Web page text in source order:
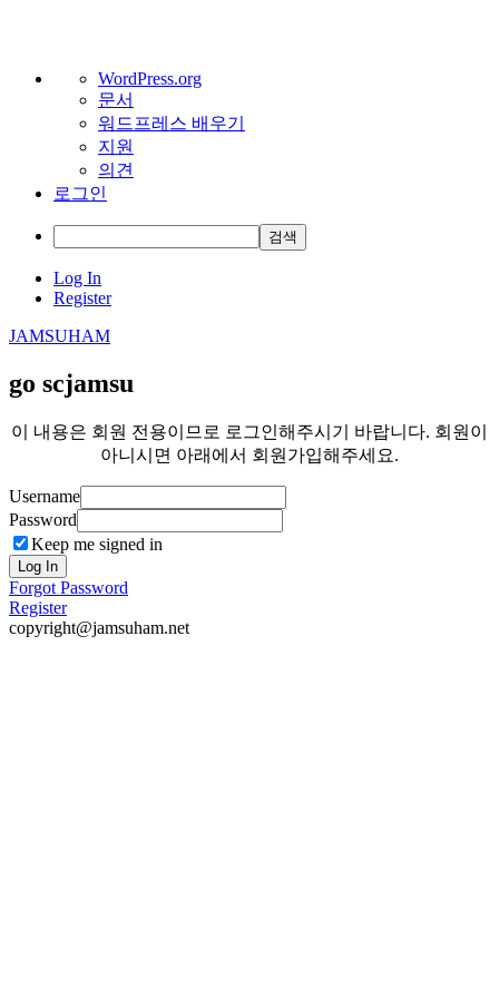
정
WordPress.org
문서
워드프레스 배우기
지원
의견
로그인
검
색
Skip
Log In
Register
JAMSUHAM
go scjamsu
이 내용은 회원 전용이므로 로그인해주시기 바랍니다. 회원이
아니시면 아래에서 회원가입해주세요.
Username
Password
Keep me signed in
Log In
Forgot Password
Register
copyright@jamsuham.net